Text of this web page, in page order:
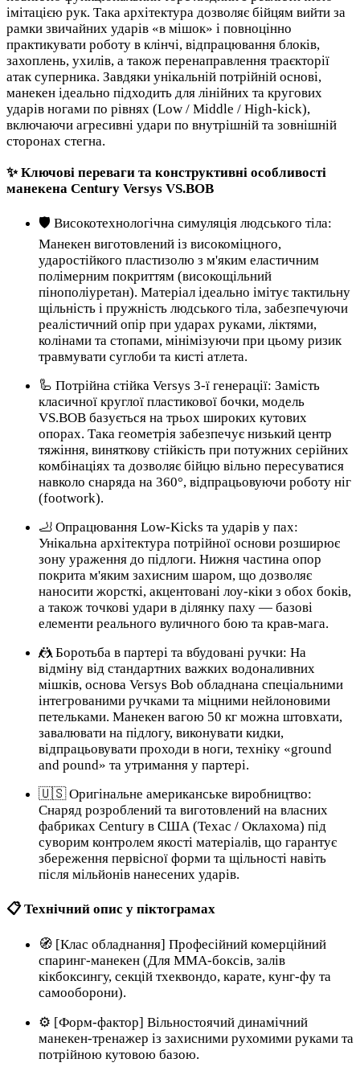
імітацією рук. Така архітектура дозволяє бійцям вийти за
рамки звичайних ударів «в мішок» і повноцінно
практикувати роботу в клінчі, відпрацювання блоків,
захоплень, ухилів, а також перенаправлення траєкторії
атак суперника. Завдяки унікальній потрійній основі,
манекен ідеально підходить для лінійних та кругових
ударів ногами по рівнях (Low / Middle / High-kick),
включаючи агресивні удари по внутрішній та зовнішній
сторонах стегна.
✨ Ключові переваги та конструктивні особливості
манекена Century Versys VS.BOB
🛡️ Високотехнологічна симуляція людського тіла:
Манекен виготовлений із високоміцного,
ударостійкого пластизолю з м'яким еластичним
полімерним покриттям (високощільний
пінополіуретан). Матеріал ідеально імітує тактильну
щільність і пружність людського тіла, забезпечуючи
реалістичний опір при ударах руками, ліктями,
колінами та стопами, мінімізуючи при цьому ризик
травмувати суглоби та кисті атлета.
🦾 Потрійна стійка Versys 3-ї генерації: Замість
класичної круглої пластикової бочки, модель
VS.BOB базується на трьох широких кутових
опорах. Така геометрія забезпечує низький центр
тяжіння, виняткову стійкість при потужних серійних
комбінаціях та дозволяє бійцю вільно пересуватися
навколо снаряда на 360°, відпрацьовуючи роботу ніг
(footwork).
🦶 Опрацювання Low-Kicks та ударів у пах:
Унікальна архітектура потрійної основи розширює
зону ураження до підлоги. Нижня частина опор
покрита м'яким захисним шаром, що дозволяє
наносити жорсткі, акцентовані лоу-кіки з обох боків,
а також точкові удари в ділянку паху — базові
елементи реального вуличного бою та крав-мага.
🤼 Боротьба в партері та вбудовані ручки: На
відміну від стандартних важких водоналивних
мішків, основа Versys Bob обладнана спеціальними
інтегрованими ручками та міцними нейлоновими
петельками. Манекен вагою 50 кг можна штовхати,
завалювати на підлогу, виконувати кидки,
відпрацьовувати проходи в ноги, техніку «ground
and pound» та утримання у партері.
🇺🇸 Оригінальне американське виробництво:
Снаряд розроблений та виготовлений на власних
фабриках Century в США (Техас / Оклахома) під
суворим контролем якості матеріалів, що гарантує
збереження первісної форми та щільності навіть
після мільйонів нанесених ударів.
📋 Технічний опис у піктограмах
🧭 [Клас обладнання] Професійний комерційний
спаринг-манекен (Для MMA-боксів, залів
кікбоксингу, секцій тхеквондо, карате, кунг-фу та
самооборони).
⚙️ [Форм-фактор] Вільностоячий динамічний
манекен-тренажер із захисними рухомими руками та
потрійною кутовою базою.